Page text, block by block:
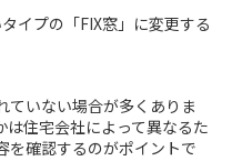
イプの「FIX窓」に変更する
ていない場合が多くありま
住宅会社によって異なるた
を確認するのがポイントで